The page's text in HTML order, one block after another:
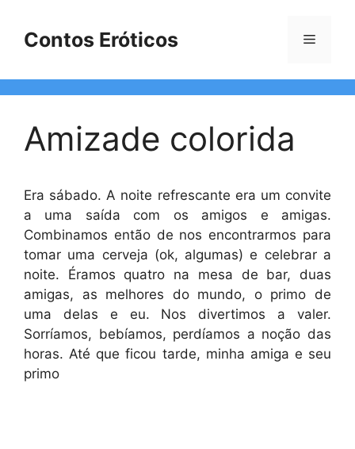
Contos Eróticos Menu
Amizade colorida
Era sábado. A noite refrescante era um convite
a uma saída com os amigos e amigas.
Combinamos então de nos encontrarmos para
tomar uma cerveja (ok, algumas) e celebrar a
noite. Éramos quatro na mesa de bar, duas
amigas, as melhores do mundo, o primo de
uma delas e eu. Nos divertimos a valer.
Sorríamos, bebíamos, perdíamos a noção das
horas. Até que ficou tarde, minha amiga e seu
primo